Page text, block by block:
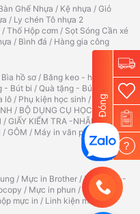
Ghế Nhựa / Kệ nhựa / Giỏ
/ Ly chén Tô nhựa 2
/ Thố Hộp cơm / Sọt Sóng Cần xé
/ Bình đá / Hàng gia công
Bìa hồ sơ / Băng keo - hồ
- Bút bi / Quà tặng - Bút
lô / Phụ kiện học sinh /
TẬP TÔ
/ BỘ DỤNG CỤ HỌC
/ GIẤY KIỂM TRA -NHÃN
/ GÔM / Máy in văn phòng
Máy
/ Mực in Brother /Ruy băng -
/ Mực in phun / Hộp mực
mực in / Linh kiện máy
Đóng
?